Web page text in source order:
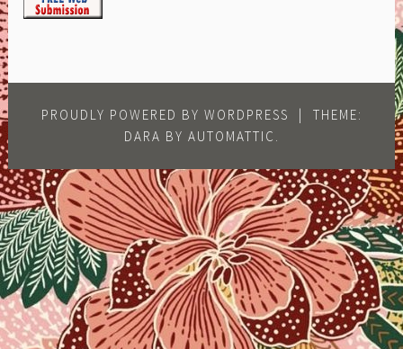
PROUDLY POWERED BY WORDPRESS |
THEME:
DARA BY AUTOMATTIC .